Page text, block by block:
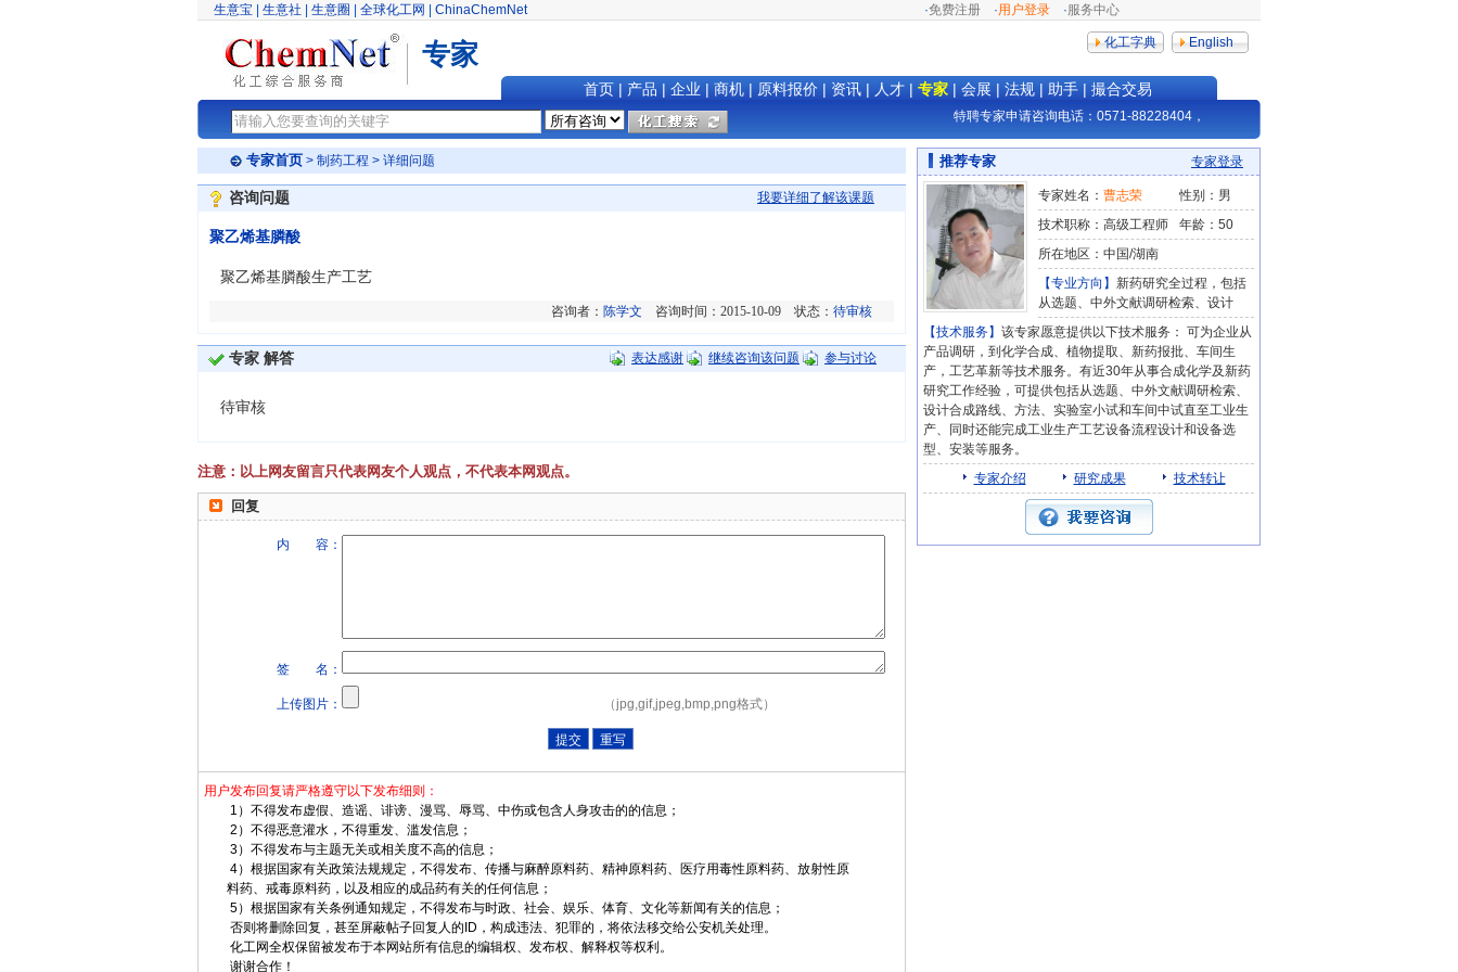
生意宝 生意社 生意圈 全球化工网 ChinaChemNet ·免费注册 ·用户登录 ·服务中心
专家 化工字典 English
首页| 产品 | 企业 | 商机| 原料报价| 资讯| 人才| 专家| 会展 | 法规| 助手| 撮合交易
特聘专家申请咨询电话：0571-88228404，邮箱：info@netsun.com
专家首页 > 制药工程 > 详细问题
咨询问题 我要详细了解该课题
聚乙烯基膦酸
聚乙烯基膦酸生产工艺
咨询者： 陈学文 咨询时间：2015-10-09 状态： 待审核
专家 解答 表达感谢 继续咨询该问题 参与讨论
待审核
注意：以上网友留言只代表网友个人观点，不代表本网观点。
回复
内 容：
签 名：
上传图片： （jpg,gif,jpeg,bmp,png格式）
用户发布回复请严格遵守以下发布细则：
1）不得发布虚假、造谣、诽谤、漫骂、辱骂、中伤或包含人身攻击的的信息；
2）不得恶意灌水，不得重发、滥发信息；
3）不得发布与主题无关或相关度不高的信息；
4）根据国家有关政策法规规定，不得发布、传播与麻醉原料药、精神原料药、医疗用毒性原料药、放射性原
料药、戒毒原料药，以及相应的成品药有关的任何信息；
5）根据国家有关条例通知规定，不得发布与时政、社会、娱乐、体育、文化等新闻有关的信息；
否则将删除回复，甚至屏蔽帖子回复人的ID，构成违法、犯罪的，将依法移交给公安机关处理。
化工网全权保留被发布于本网站所有信息的编辑权、发布权、解释权等权利。
谢谢合作！
推荐专家 专家登录
专家姓名： 曹志荣
性别：男
技术职称：高级工程师
年龄：50
所在地区：中国/湖南
【专业方向】 新药研究全过程，包括
从选题、中外文献调研检索、设计
【技术服务】 该专家愿意提供以下技术服务： 可为企业从
产品调研，到化学合成、植物提取、新药报批、车间生
产，工艺革新等技术服务。有近30年从事合成化学及新药
研究工作经验，可提供包括从选题、中外文献调研检索、
设计合成路线、方法、实验室小试和车间中试直至工业生
产、同时还能完成工业生产工艺设备流程设计和设备选
型、安装等服务。
专家介绍
研究成果 技术转让